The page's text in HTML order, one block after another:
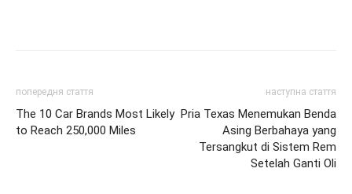
попередня стаття
The 10 Car Brands Most Likely
to Reach 250,000 Miles
наступна стаття
Pria Texas Menemukan Benda
Asing Berbahaya yang
Tersangkut di Sistem Rem
Setelah Ganti Oli